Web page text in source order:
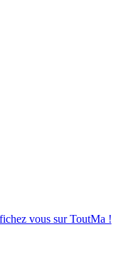
vous sur ToutMa !